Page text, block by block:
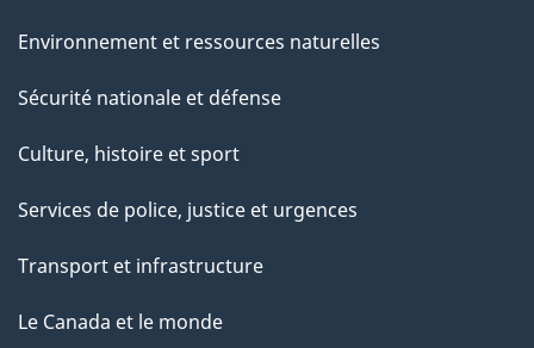
Environnement et ressources naturelles
Sécurité nationale et défense
Culture, histoire et sport
Services de police, justice et urgences
Transport et infrastructure
Le Canada et le monde